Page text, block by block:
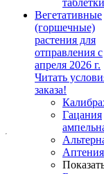
таблетки
Вегетативные
(горшечные)
растения для
отправления с
апреля 2026 г.
Читать
заказа!
Гацания
Аптения